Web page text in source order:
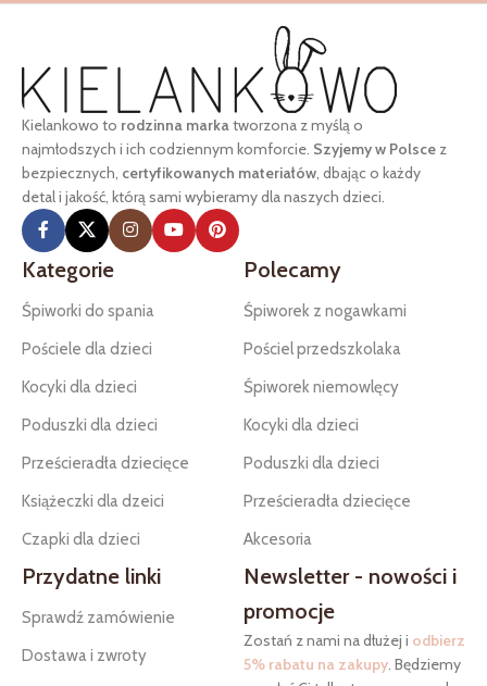
Kielankowo to rodzinna markatworzona z myślą o
najmłodszych i ich codziennym komforcie. Szyjemy w Polsce z
bezpiecznych, certyfikowanych materiałów, dbając o każdy
detal i jakość, którą sami wybieramy dla naszych dzieci.
Kategorie
Śpiworki do spania
Pościele dla dzieci
Kocyki dla dzieci
Poduszki dla dzieci
Prześcieradła dziecięce
Książeczki dla dzeici
Czapki dla dzieci
Polecamy
Śpiworek z nogawkami
Pościel przedszkolaka
Śpiworek niemowlęcy
Kocyki dla dzieci
Poduszki dla dzieci
Prześcieradła dziecięce
Akcesoria
Przydatne linki
Sprawdź zamówienie
Dostawa i zwroty
Newsletter - nowości i
promocje
Zostań z nami na dłużej i odbierz
5% rabatu na zakupy. Będziemy